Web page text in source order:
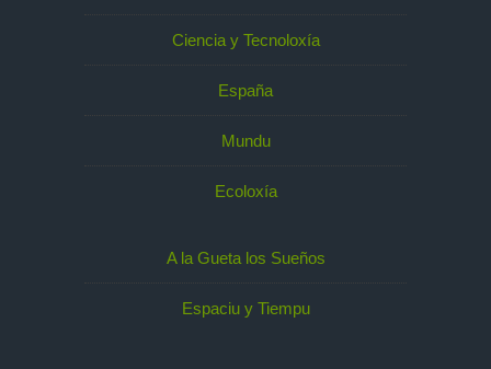
Ciencia y Tecnoloxía
España
Mundu
Ecoloxía
A la Gueta los Sueños
Espaciu y Tiempu